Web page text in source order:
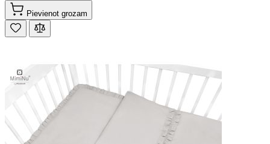
Pievienot grozam